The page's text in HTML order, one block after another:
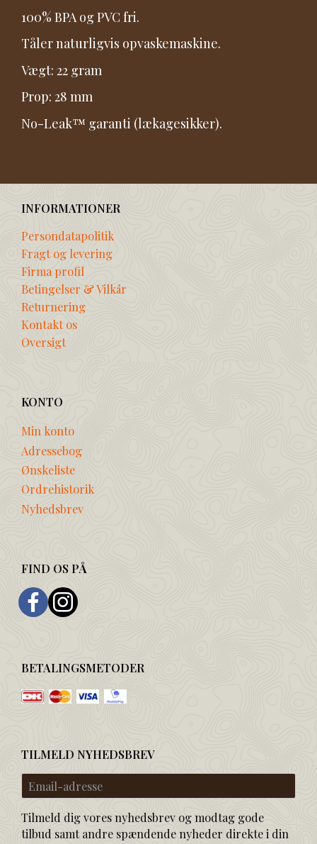
100% BPA og PVC fri.
Tåler naturligvis opvaskemaskine.
Vægt: 22 gram
Prop: 28 mm
No-Leak™ garanti (lækagesikker).
INFORMATIONER
Persondatapolitik
Fragt og levering
Firma profil
Betingelser & Vilkår
Returnering
Kontakt os
Oversigt
KONTO
Min konto
Adressebog
Ønskeliste
Ordrehistorik
Nyhedsbrev
FIND OS PÅ
BETALINGSMETODER
TILMELD NYHEDSBREV
Email-
adresse
Tilmeld dig vores nyhedsbrev og modtag gode
tilbud samt andre spændende nyheder direkte i din